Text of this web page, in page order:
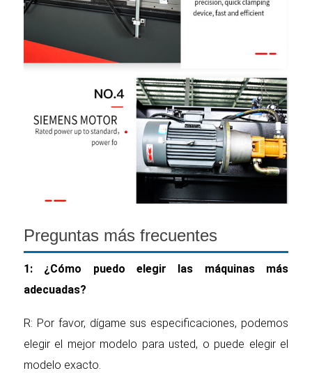
Preguntas más frecuentes
1: ¿Cómo puedo elegir las máquinas más
adecuadas?
R: Por favor, dígame sus especificaciones, podemos
elegir el mejor modelo para usted, o puede elegir el
modelo exacto.